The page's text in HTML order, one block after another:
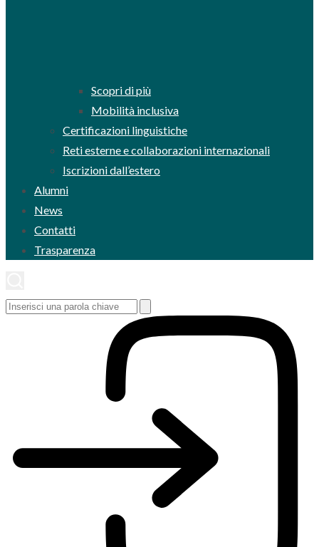
Scopri di più
Mobilità inclusiva
Certificazioni linguistiche
Reti esterne e collaborazioni internazionali
Iscrizioni dall’estero
Alumni
News
Contatti
Trasparenza